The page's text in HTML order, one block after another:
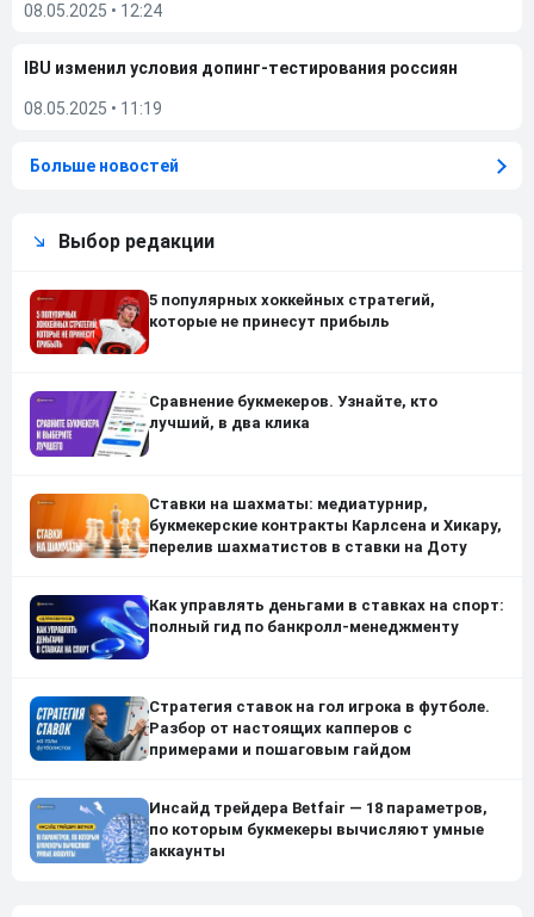
08.05.2025 • 12:24
IBU изменил условия допинг-тестирования россиян
08.05.2025 • 11:19
Больше новостей
Выбор редакции
5 популярных хоккейных стратегий,
которые не принесут прибыль
Сравнение букмекеров. Узнайте, кто
лучший, в два клика
Ставки на шахматы: медиатурнир,
букмекерские контракты Карлсена и Хикару,
перелив шахматистов в ставки на Доту
Как управлять деньгами в ставках на спорт:
полный гид по банкролл-менеджменту
Стратегия ставок на гол игрока в футболе.
Разбор от настоящих капперов с
примерами и пошаговым гайдом
Инсайд трейдера Betfair — 18 параметров,
по которым букмекеры вычисляют умные
аккаунты